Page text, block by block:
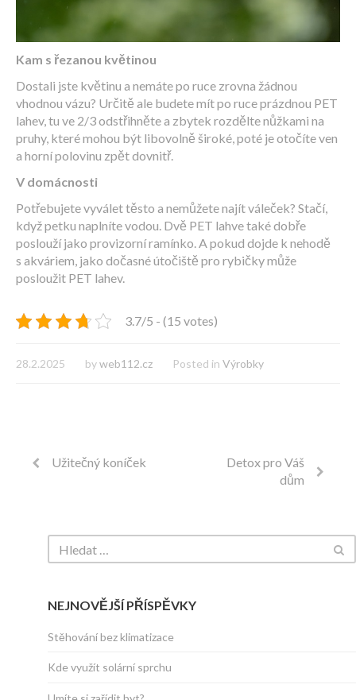
Kam s řezanou květinou
Dostali jste květinu a nemáte po ruce zrovna žádnou
vhodnou vázu? Určitě ale budete mít po ruce prázdnou PET
lahev, tu ve 2/3 odstřihněte a zbytek rozdělte nůžkami na
pruhy, které mohou být libovolně široké, poté je otočíte ven
a horní polovinu zpět dovnitř.
V domácnosti
Potřebujete vyválet těsto a nemůžete najít váleček? Stačí,
když petku naplníte vodou. Dvě PET lahve také dobře
poslouží jako provizorní ramínko. A pokud dojde k nehodě
s akváriem, jako dočasné útočiště pro rybičky může
posloužit PET lahev.
3.7/5 - (15 votes)
28.2.2025 byweb112.cz Posted in Výrobky
Užitečný koníček
Detox pro Váš
dům
NEJNOVĚJŠÍ PŘÍSPĚVKY
Stěhování bez klimatizace
Kde využít solární sprchu